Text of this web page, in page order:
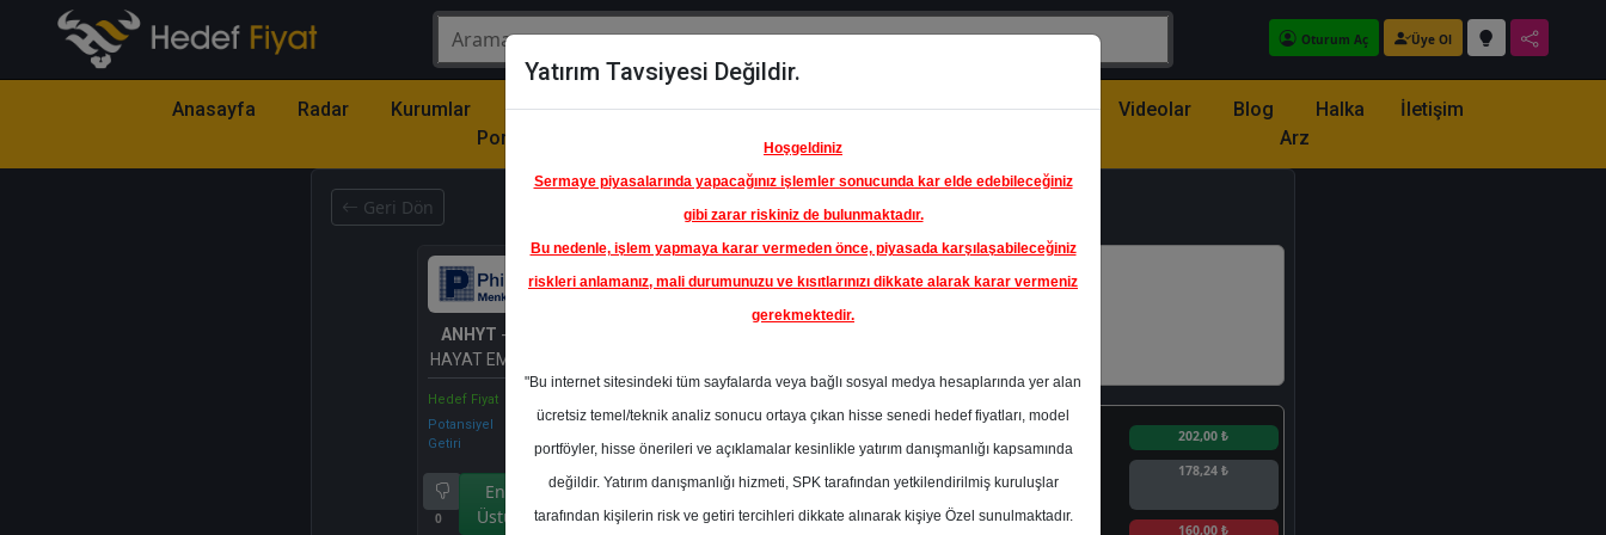
Oturum Aç Üye Ol
Anasayfa Radar Kurumlar
Model
Portföy
Hisse
Öne
Çıkanlar
Raporlar Partnerlerimiz Videolar Blog
Halka
Arz
İletişim
Geri Dön
ANHYT - ANADOLU
HAYAT EMEKLİLİK A.Ş.
Hedef Fiyat
Potansiyel
Getiri
%0.00
0
Endeks
Üstü Get.
1
En Yüksek Tahmin 202,00 ₺
Ortalama Fiyat
Tahmini
178,24 ₺
160,00 ₺
Yatırım Tavsiyesi Değildir.
Hoşgeldiniz
Sermaye piyasalarında yapacağınız işlemler sonucunda kar elde edebileceğiniz
gibi zarar riskiniz de bulunmaktadır.
Bu nedenle, işlem yapmaya karar vermeden önce, piyasada karşılaşabileceğiniz
riskleri anlamanız, mali durumunuzu ve kısıtlarınızı dikkate alarak karar vermeniz
gerekmektedir.
"Bu internet sitesindeki tüm sayfalarda veya bağlı sosyal medya hesaplarında yer alan
ücretsiz temel/teknik analiz sonucu ortaya çıkan hisse senedi hedef fiyatları, model
portföyler, hisse önerileri ve açıklamalar kesinlikle yatırım danışmanlığı kapsamında
değildir. Yatırım danışmanlığı hizmeti, SPK tarafından yetkilendirilmiş kuruluşlar
tarafından kişilerin risk ve getiri tercihleri dikkate alınarak kişiye Özel sunulmaktadır.